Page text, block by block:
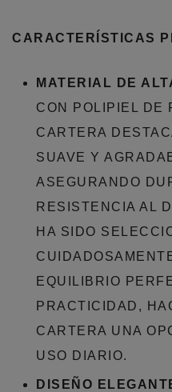
CARACTERÍSTICAS
MATERIAL DE
CON POLIPIEL DE
CARTERA
SUAVE Y
ASEGURANDO
RESISTENCIA AL
HA SIDO
EQUILIBRIO
PRACTICIDAD,
CARTERA UNA
USO DIARIO.
DISEÑO